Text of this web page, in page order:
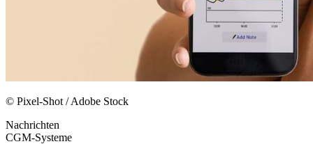
© Pixel-Shot / Adobe Stock
Nachrichten
CGM-Systeme